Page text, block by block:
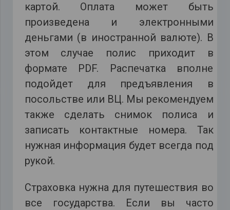
картой. Оплата может быть
произведена и электронными
деньгами (в иностранной валюте). В
этом случае полис приходит в
формате PDF. Распечатка вполне
подойдет для предъявления в
посольстве или ВЦ. Мы рекомендуем
также сделать снимок полиса и
записать контактные номера. Так
нужная информация будет всегда под
рукой.
Страховка нужна для путешествия во
все государства. Если вы часто